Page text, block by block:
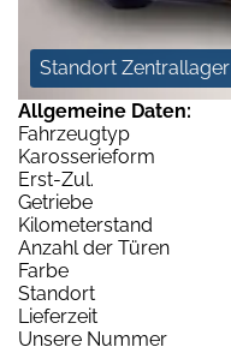
Standort Zentrallager
Allgemeine Daten:
Fahrzeugtyp
Karosserieform
Erst-Zul.
Getriebe
Kilometerstand
Anzahl der Türen
Farbe
Standort
Lieferzeit
Unsere Nummer